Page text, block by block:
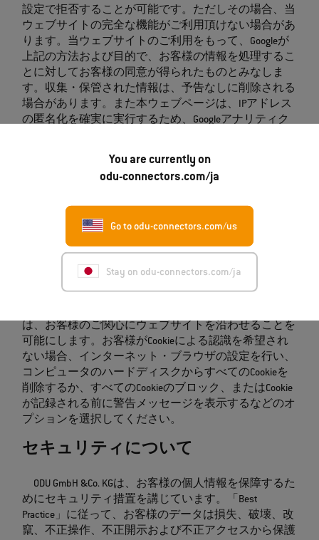
You are currently on
odu-connectors.com/ja
Go to odu-connectors.com/us
Stay on odu-connectors.com/ja
設定で拒否することが可能です。ただしその場合、当
ウェブサイトの完全な機能がご利用頂けない場合があ
ります。当ウェブサイトのご利用をもって、Googleが
上記の方法および目的で、お客様の情報を処理するこ
とに対してお客様の同意が得られたものとみなしま
す。収集・保管された情報は、予告なしに削除される
場合があります。また本ウェブページは、IPアドレス
の匿名化を確実に実行するため、Googleアナリティク
」をインストールす
ることでこれを防ぐことができます。
Cookieの利用について
「Cookie」は、お客様のコンピュータに自動的に保
存される情報です。お客様がウェブサイトを閲覧され
る際、次回閲覧時にお客様のコンピュータを自動的に
認識できるように、「Cookie」の形式でコンピュータ
は、お客様のご関心にウェブサイトを沿わせることを
可能にします。お客様がCookieによる認識を希望され
ない場合、インターネット・ブラウザの設定を行い、
コンピュータのハードディスクからすべてのCookieを
削除するか、すべてのCookieのブロック、またはCookie
が記録される前に警告メッセージを表示するなどのオ
プションを選択してください。
セキュリティについて
ODU GmbH &Co. KGは、お客様の個人情報を保障するた
めにセキュリティ措置を講じています。「Best
Practice」に従って、お客様のデータは損失、破壊、改
竄、不正操作、不正開示および不正アクセスから保護